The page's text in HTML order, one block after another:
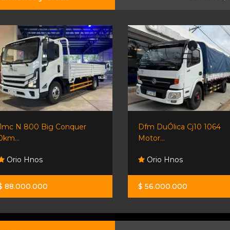
N 800 Big Conquer
Orio Hnos
88.000.000
Dfm DuÓlica Cj10 1064
Motor...
Orio Hnos
$ 56.000.000